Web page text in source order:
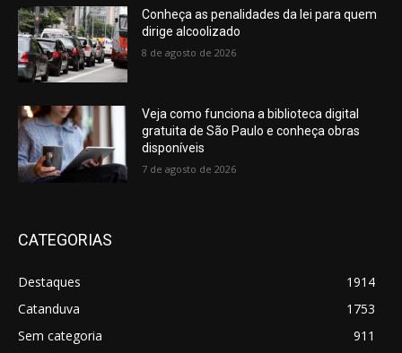
Conheça as penalidades da lei para quem
dirige alcoolizado
8 de agosto de 2026
Veja como funciona a biblioteca digital
gratuita de São Paulo e conheça obras
disponíveis
7 de agosto de 2026
CATEGORIAS
Destaques
1914
Catanduva
1753
Sem categoria
911